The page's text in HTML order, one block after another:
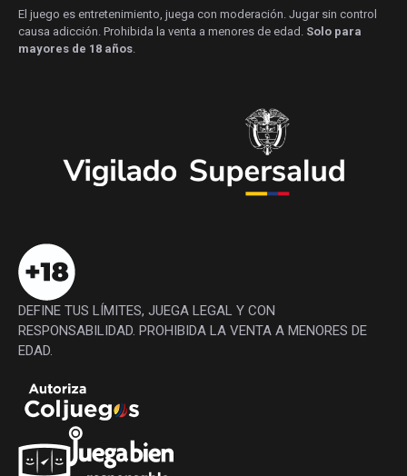
El juego es entretenimiento, juega con moderación. Jugar sin control
causa adicción. Prohibida la venta a menores de edad. Solo para
mayores de 18 años
DEFINE TUS LÍMITES, JUEGA LEGAL Y CON
RESPONSABILIDAD. PROHIBIDA LA VENTA A MENORES DE
EDAD.